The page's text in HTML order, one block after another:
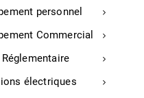
personnel
Commercial
électriques
méthodes de